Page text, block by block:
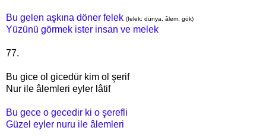
Bu gelen aşkına döner felek (felek: dünya, âlem, gök)
Yüzünü görmek ister insan ve melek
77.
Bu gice ol gicedür kim ol şerif
Nur ile âlemleri eyler lâtif
Bu gece o gecedir ki o şerefli
Güzel eyler nuru ile âlemleri